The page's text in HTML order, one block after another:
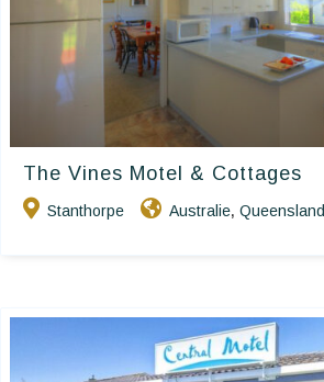
The Vines Motel & Cottages
Stanthorpe Australie, Queensland